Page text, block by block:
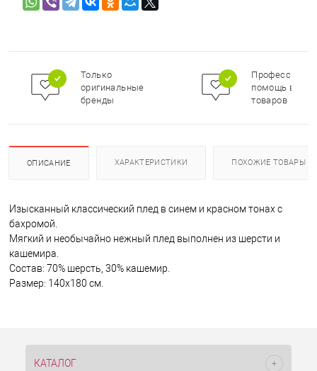
Только
оригинальные
бренды
помощь в
товаров
ОПИСАНИЕ ХАРАКТЕРИСТИКИ ПОХОЖИЕ ТОВАРЫ
Изысканный классический плед в синем и красном тонах с
бахромой.
Мягкий и необычайно нежный плед выполнен из шерсти и
кашемира.
Состав: 70% шерсть, 30% кашемир.
Размер: 140х180 см.
КАТАЛОГ